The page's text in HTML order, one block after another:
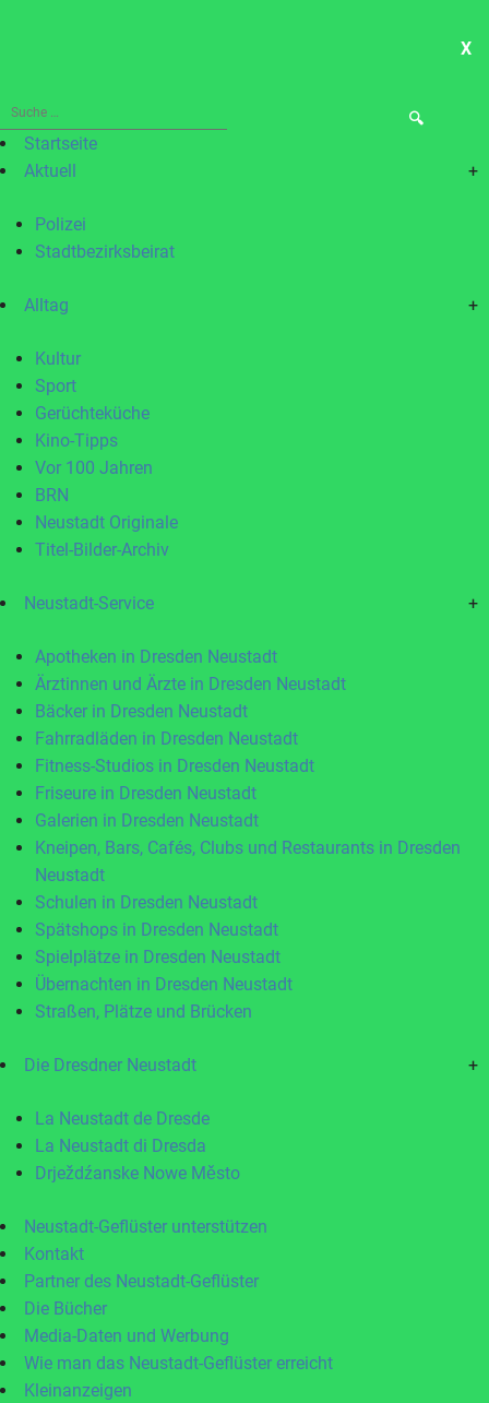
X
Suche
nach:Startseite
Aktuell
+
Polizei
Stadtbezirksbeirat
Alltag +
Kultur
Sport
Gerüchteküche
Kino-Tipps
Vor 100 Jahren
BRN
Neustadt Originale
Titel-Bilder-Archiv
Neustadt-Service +
Apotheken in Dresden Neustadt
Ärztinnen und Ärzte in Dresden Neustadt
Bäcker in Dresden Neustadt
Fahrradläden in Dresden Neustadt
Fitness-Studios in Dresden Neustadt
Friseure in Dresden Neustadt
Galerien in Dresden Neustadt
Kneipen, Bars, Cafés, Clubs und Restaurants in Dresden
Neustadt
Schulen in Dresden Neustadt
Spätshops in Dresden Neustadt
Spielplätze in Dresden Neustadt
Übernachten in Dresden Neustadt
Straßen, Plätze und Brücken
Die Dresdner Neustadt +
La Neustadt de Dresde
La Neustadt di Dresda
Drježdźanske Nowe Město
Neustadt-Geflüster unterstützen
Kontakt
Partner des Neustadt-Geflüster
Die Bücher
Media-Daten und Werbung
Wie man das Neustadt-Geflüster erreicht
Kleinanzeigen